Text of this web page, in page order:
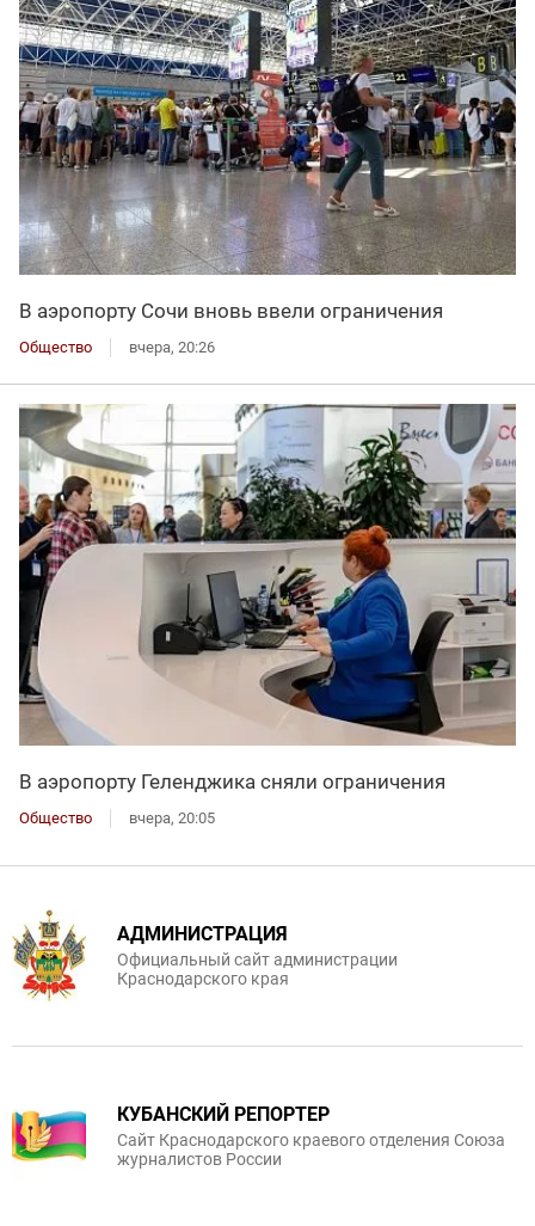
В аэропорту Сочи вновь ввели ограничения
Общество вчера, 20:26
В аэропорту Геленджика сняли ограничения
Общество вчера, 20:05
АДМИНИСТРАЦИЯ
Официальный сайт администрации
Краснодарского края
КУБАНСКИЙ РЕПОРТЕР
Сайт Краснодарского краевого отделения Союза
журналистов России